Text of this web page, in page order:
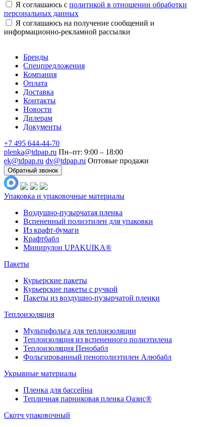
Я соглашаюсь с политикой в отношении обработки
персональных данных
Я соглашаюсь на получение сообщений и
информационно-рекламной рассылки
Бренды
Спецпредложения
Компания
Оплата
Доставка
Контакты
Новости
Дилерам
Документы
+7 495 644-44-70
plenka@tdpap.ru Пн–пт: 9:00 – 18:00
ek@tdpap.ru dv@tdpap.ru Оптовые продажи
Обратный звонок
Упаковка и упаковочные материалы
Воздушно-пузырчатая пленка
Вспененный полиэтилен для упаковки
Из крафт-бумаги
Крафтбабл
Минирулон UPAKUIKA®
Пакеты
Курьерские пакеты
Курьерские пакеты с ручкой
Пакеты из воздушно-пузырчатой пленки
Теплоизоляция
Мультифольга для теплоизоляции
Теплоизоляция из вспененного полиэтилена
Теплоизоляция Пенобабл
Фольгированный пенополиэтилен Алюбабл
Укрывные материалы
Пленка для бассейна
Тепличная парниковая пленка Оазис®
Скотч упаковочный